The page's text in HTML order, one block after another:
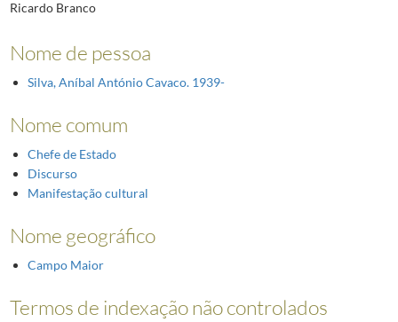
Ricardo Branco
Nome de pessoa
Silva, Aníbal António Cavaco. 1939-
Nome comum
Chefe de Estado
Discurso
Manifestação cultural
Nome geográfico
Campo Maior
Termos de indexação não controlados